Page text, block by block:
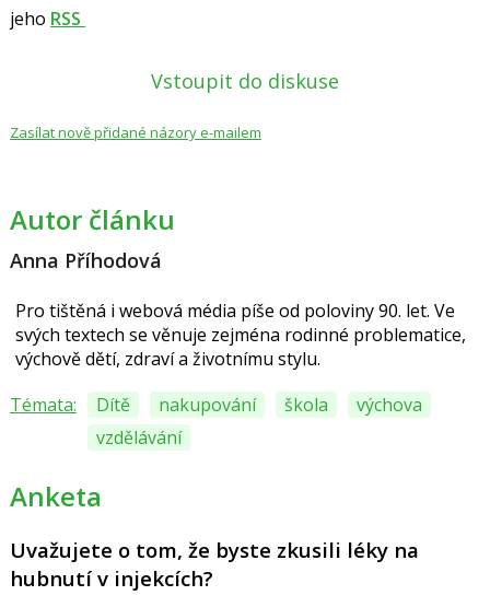
jeho RSS
Vstoupit do diskuse
Zasílat nově přidané názory e-mailem
Autor článku
Anna Příhodová
Pro tištěná i webová média píše od poloviny 90. let. Ve
svých textech se věnuje zejména rodinné problematice,
výchově dětí, zdraví a životnímu stylu.
Témata:
Dítě nakupování škola
výchova
vzdělávání
Anketa
Uvažujete o tom, že byste zkusili léky na
hubnutí v injekcích?